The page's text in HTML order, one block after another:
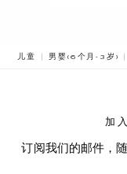
儿童 男婴(6个月-3岁)
加
订阅我们的邮件，